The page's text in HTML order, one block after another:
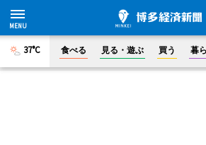
37°C 食べる 見る・遊ぶ 買う 暮